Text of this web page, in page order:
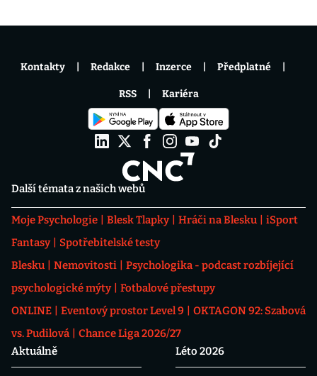
Další témata z našich webů
Moje Psychologie Blesk Tlapky Hráči na Blesku
iSport
Fantasy
Spotřebitelské testy
Blesku
Nemovitosti
Psychologika - podcast rozbíjející
psychologické mýty
Fotbalové přestupy
ONLINE
Eventový prostor Level 9
OKTAGON 92: Szabová
vs. Pudilová
Chance Liga 2026/27
Aktuálně
Léto 2026
Kontakty Redakce Inzerce Předplatné
RSS Kariéra